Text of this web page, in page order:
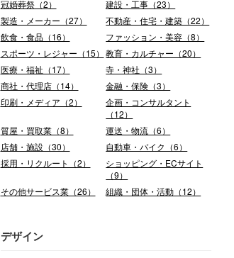
冠婚葬祭（2）
建設・工事（23）
製造・メーカー（27）
不動産・住宅・建築（22）
飲食・食品（16）
ファッション・美容（8）
スポーツ・レジャー（15） 教育・カルチャー（20）
医療・福祉（17）
寺・神社（3）
商社・代理店（14）
金融・保険（3）
印刷・メディア（2）
企画・コンサルタント
（12）
質屋・買取業（8）
運送・物流（6）
店舗・施設（30）
自動車・バイク（6）
採用・リクルート（2）
ショッピング・ECサイト
（9）
その他サービス業（26）
組織・団体・活動（12）
デザイン